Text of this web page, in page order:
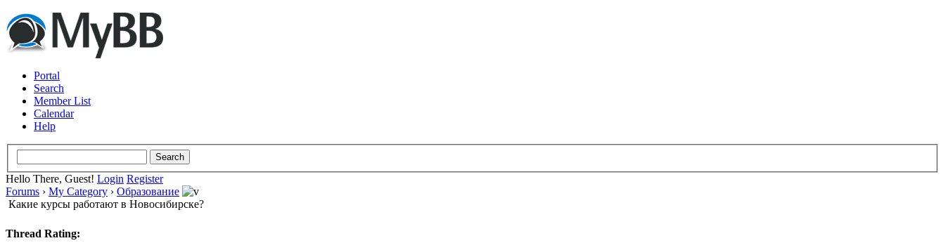
Portal
Search
Member List
Calendar
Help
Hello There, Guest! Login Register
Forums › My Category › Образование
Какие курсы работают в Новосибирске?
Thread Rating: